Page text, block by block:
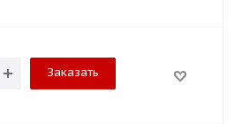
Заказать